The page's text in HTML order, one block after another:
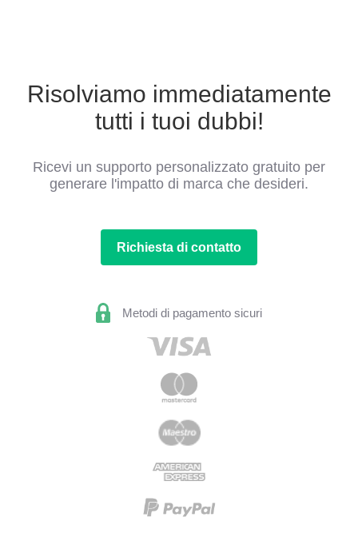
Risolviamo immediatamente
tutti i tuoi dubbi!
Ricevi un supporto personalizzato gratuito per
generare l'impatto di marca che desideri.
Richiesta di contatto
Metodi di pagamento sicuri